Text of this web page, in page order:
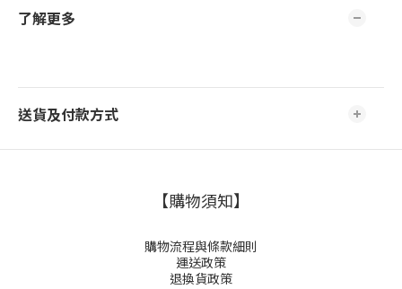
了解更多
送貨及付款方式
【購物須知】
購物流程與條款細則
運送政策
退換貨政策